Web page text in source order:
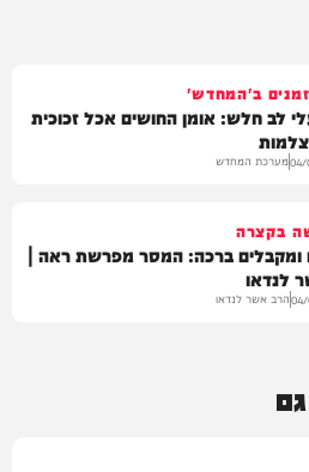
ב'המחדש'
לב חלש: אומן החושים אכל זכוכית
04/מערכת המחדש
בקצרה
ומקבלים ברכה: המסר מפרשת ראה |
לנדאו
הרב אשר לנדאו